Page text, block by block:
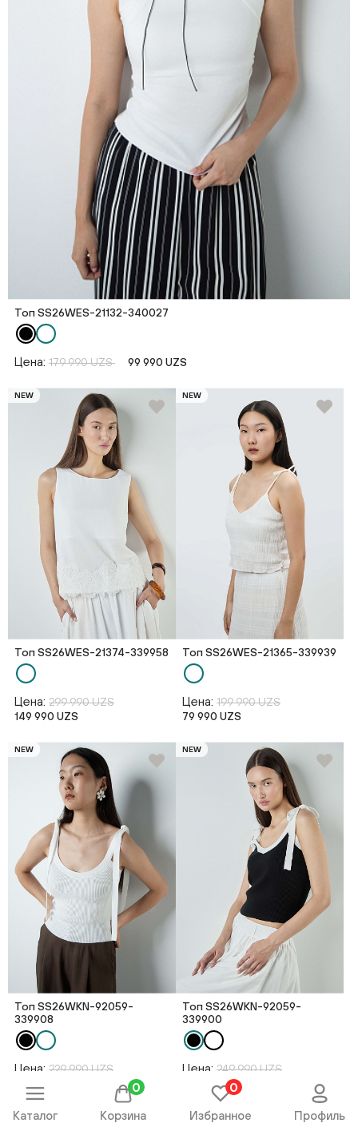
Топ SS26WES-21132-340027
Цена: 179 990 UZS 99 990 UZS
NEW
Топ SS26WES-21374-339958
Цена: 299 990 UZS
149 990 UZS
NEW
Топ SS26WES-21365-339939
Цена: 199 990 UZS
79 990 UZS
NEW
Топ SS26WKN-92059-
339908
Цена: 229 990 UZS
NEW
Топ SS26WKN-92059-
339900
Цена: 249 990 UZS
49 990 UZS
NEW
Каталог Корзина
0
Избранное
0
Профиль